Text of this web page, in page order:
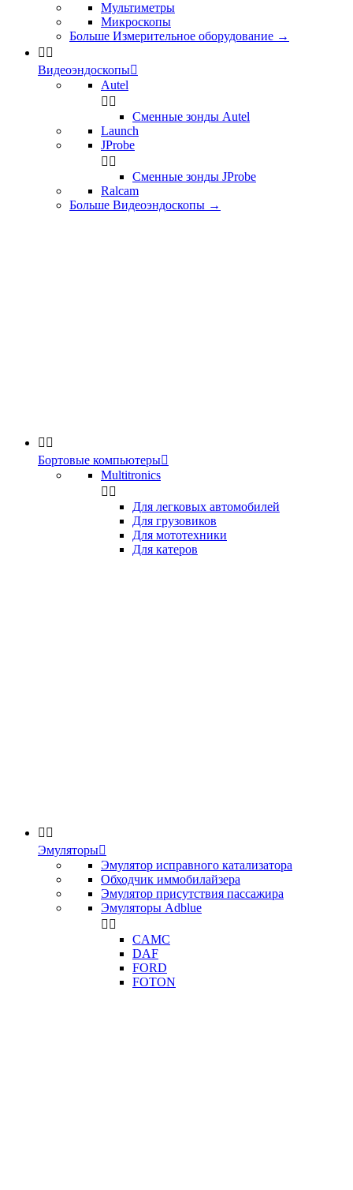
Мультиметры
Микроскопы
Больше Измерительное оборудование →
 
Видеоэндоскопы
Autel
 
Сменные зонды Autel
Launch
JProbe
 
Сменные зонды JProbe
Ralcam
Больше Видеоэндоскопы →
 
Бортовые компьютеры
Multitronics
 
Для легковых автомобилей
Для грузовиков
Для мототехники
Для катеров
 
Эмуляторы
Эмулятор исправного катализатора
Обходчик иммобилайзера
Эмулятор присутствия пассажира
Эмуляторы Adblue
 
CAMC
DAF
FORD
FOTON